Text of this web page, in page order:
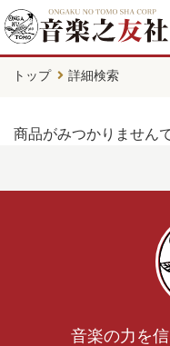
トップ 詳細検索
商品がみつかりません
音楽の力を